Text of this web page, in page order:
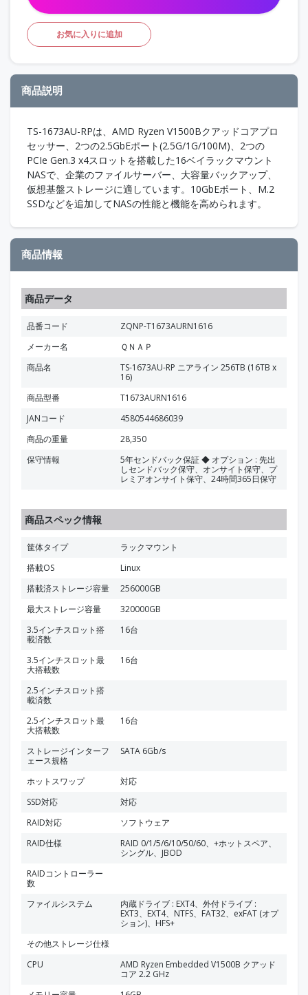
お気に入りに追加
商品説明
TS-1673AU-RPは、AMD Ryzen V1500Bクアッドコアプロ
セッサー、2つの2.5GbEポート(2.5G/1G/100M)、2つの
PCIe Gen.3 x4スロットを搭載した16ベイラックマウント
NASで、企業のファイルサーバー、大容量バックアップ、
仮想基盤ストレージに適しています。10GbEポート、M.2
SSDなどを追加してNASの性能と機能を高められます。
商品情報
商品データ
品番コード
ZQNP-T1673AURN1616
メーカー名
ＱＮＡＰ
商品名
TS-1673AU-RP ニアライン 256TB (16TB x
16)
商品型番
T1673AURN1616
JANコード
4580544686039
商品の重量
28,350
保守情報
5年センドバック保証 ◆ オプション : 先出
しセンドバック保守、オンサイト保守、プ
レミアオンサイト保守、24時間365日保守
商品スペック情報
筐体タイプ
ラックマウント
搭載OS
Linux
搭載済ストレージ容量
256000GB
最大ストレージ容量
320000GB
3.5インチスロット搭
載済数
16台
3.5インチスロット最
大搭載数
16台
2.5インチスロット搭
載済数
2.5インチスロット最
大搭載数
16台
ストレージインターフ
ェース規格
SATA 6Gb/s
ホットスワップ
対応
SSD対応
対応
RAID対応
ソフトウェア
RAID仕様
RAID 0/1/5/6/10/50/60、+ホットスペア、
シングル、JBOD
RAIDコントローラー
数
ファイルシステム
内蔵ドライブ : EXT4、外付ドライブ :
EXT3、EXT4、NTFS、FAT32、exFAT (オプ
ション)、HFS+
その他ストレージ仕様
CPU
AMD Ryzen Embedded V1500B クアッド
コア 2.2 GHz